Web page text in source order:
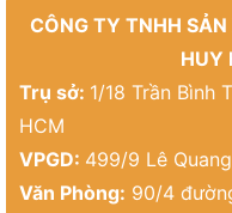
CÔNG TY TNHH
HUY
Trụ sở: 1/18 Trần Bình
HCM
VPGD: 499/9 Lê
Văn Phòng: 90/4